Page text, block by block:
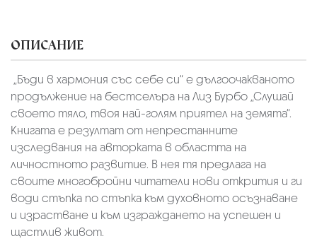
ОПИСАНИЕ
„Бъди в хармония със себе си“ е дългоочакваното
продължение на бестселъра на Лиз Бурбо „Слушай
своето тяло, твоя най-голям приятел на земята“.
Книгата е резултат от непрестанните
изследвания на авторката в областта на
личностното развитие. В нея тя предлага на
своите многобройни читатели нови открития и ги
води стъпка по стъпка към духовното осъзнаване
и израстване и към изграждането на успешен и
щастлив живот.